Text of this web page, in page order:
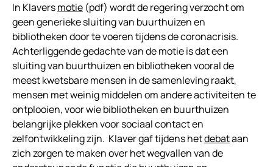
In Klaversmotie (pdf) wordt de regering verzocht om
geen generieke sluiting van buurthuizen en
bibliotheken door te voeren tijdens de coronacrisis.
Achterliggende gedachte van de motie is dat een
sluiting van buurthuizen en bibliotheken vooral de
meest kwetsbare mensen in de samenleving raakt,
mensen met weinig middelen om andere activiteiten te
ontplooien, voor wie bibliotheken en buurthuizen
belangrijke plekken voor sociaal contact en
zelfontwikkeling zijn. Klaver gaf tijdens hetdebataan
zich zorgen te maken over het wegvallen van de